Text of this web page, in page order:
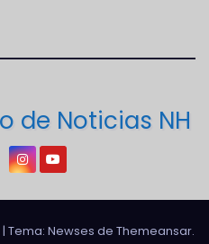
| Tema: Newses de Themeansar.